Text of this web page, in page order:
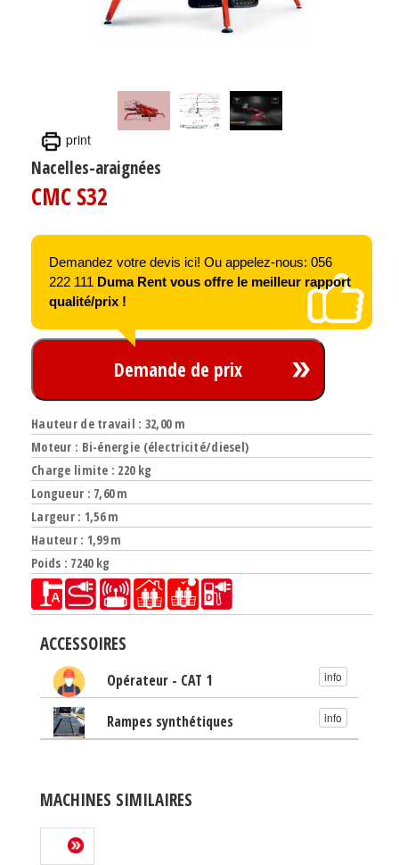
print
Nacelles-araignées
CMC S32
Demandez votre devis ici! Ou appelez-nous: 056
222 111 Duma Rent vous offre le meilleur rapport
qualité/prix !
Demande de prix
Hauteur de travail : 32,00 m
Moteur : Bi-énergie (électricité/diesel)
Charge limite : 220 kg
Longueur : 7,60 m
Largeur : 1,56 m
Hauteur : 1,99 m
Poids : 7240 kg
ACCESSOIRES
Opérateur - CAT 1 info
Rampes synthétiques info
MACHINES SIMILAIRES